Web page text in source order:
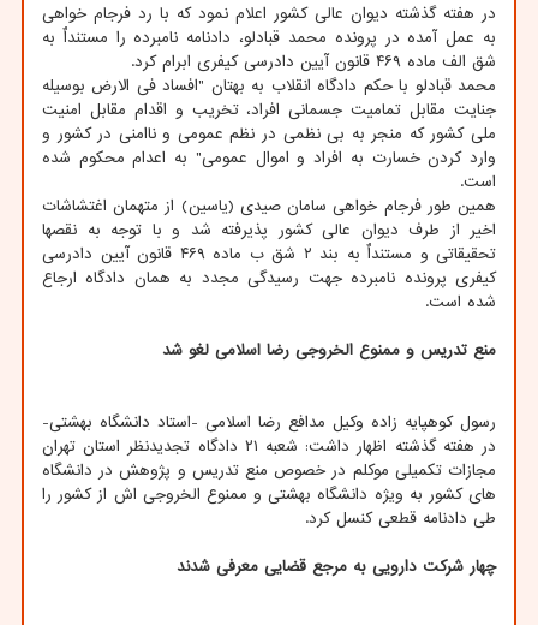
در هفته گذشته دیوان عالی کشور اعلام نمود که با رد فرجام خواهی
به عمل آمده در پرونده محمد قبادلو، دادنامه نامبرده را مستنداٌ به
شق الف ماده ۴۶۹ قانون آیین دادرسی کیفری ابرام کرد.
محمد قبادلو با حکم دادگاه انقلاب به بهتان "افساد فی الارض بوسیله
جنایت مقابل تمامیت جسمانی افراد، تخریب و اقدام مقابل امنیت
ملی کشور که منجر به بی نظمی در نظم عمومی و ناامنی در کشور و
وارد کردن خسارت به افراد و اموال عمومی" به اعدام محکوم شده
است.
همین طور فرجام خواهی سامان صیدی (یاسین) از متهمان اغتشاشات
اخیر از طرف دیوان عالی کشور پذیرفته شد و با توجه به نقصها
تحقیقاتی و مستنداٌ به بند ۲ شق ب ماده ۴۶۹ قانون آیین دادرسی
کیفری پرونده نامبرده جهت رسیدگی مجدد به همان دادگاه ارجاع
شده است.
منع تدریس و ممنوع الخروجی رضا اسلامی لغو شد
رسول کوهپایه زاده وکیل مدافع رضا اسلامی -استاد دانشگاه بهشتی-
در هفته گذشته اظهار داشت: شعبه ۲۱ دادگاه تجدیدنظر استان تهران
مجازات تکمیلی موکلم در خصوص منع تدریس و پژوهش در دانشگاه
های کشور به ویژه دانشگاه بهشتی و ممنوع الخروجی اش از کشور را
طی دادنامه قطعی کنسل کرد.
چهار شرکت دارویی به مرجع قضایی معرفی شدند